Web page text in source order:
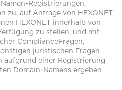
Registrierungen,
zu, auf Anfrage von HEXONET
HEXONET innerhalb von
zu stellen, und mit
ComplianceFragen,
juristischen Fragen
aufgrund einer Registrierung
Domain-Namens ergeben